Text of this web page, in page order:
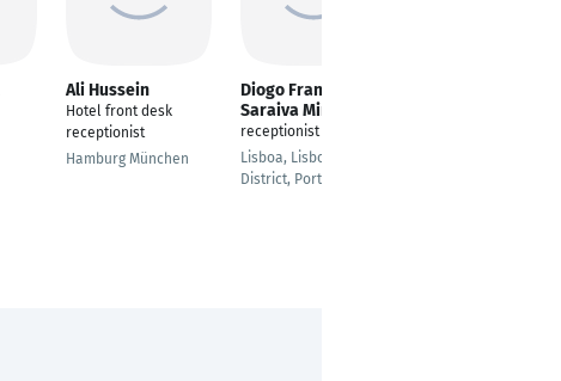
Ali Hussein
Hotel front desk
receptionist
Hamburg München
Diogo Francisco
Saraiva Miranda
receptionist
Lisboa, Lisbon
District, Portugal